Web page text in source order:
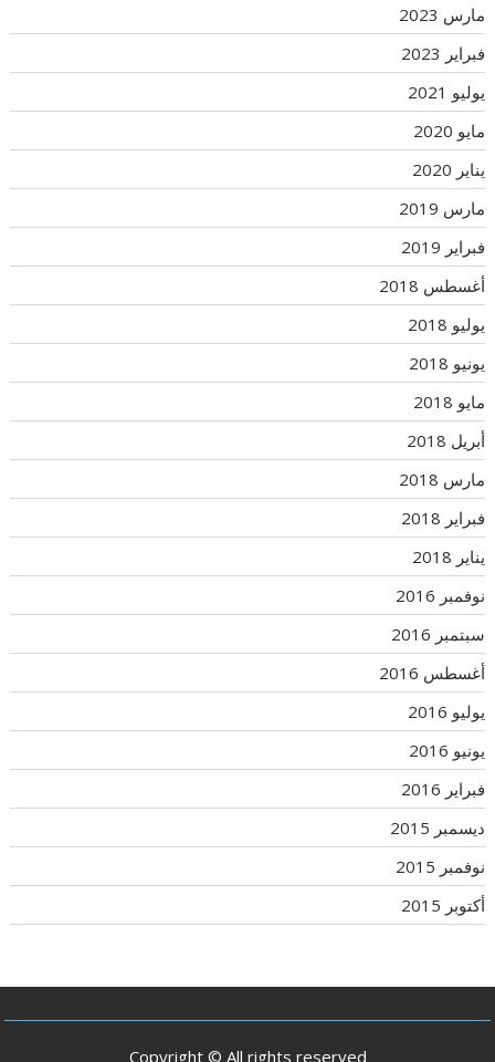
مارس 2023
فبراير 2023
يوليو 2021
مايو 2020
يناير 2020
مارس 2019
فبراير 2019
أغسطس 2018
يوليو 2018
يونيو 2018
مايو 2018
أبريل 2018
مارس 2018
فبراير 2018
يناير 2018
نوفمبر 2016
سبتمبر 2016
أغسطس 2016
يوليو 2016
يونيو 2016
فبراير 2016
ديسمبر 2015
نوفمبر 2015
أكتوبر 2015
Copyright © All rights reserved